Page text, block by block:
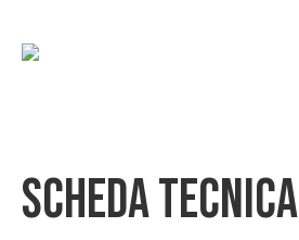
Scheda Tecnica